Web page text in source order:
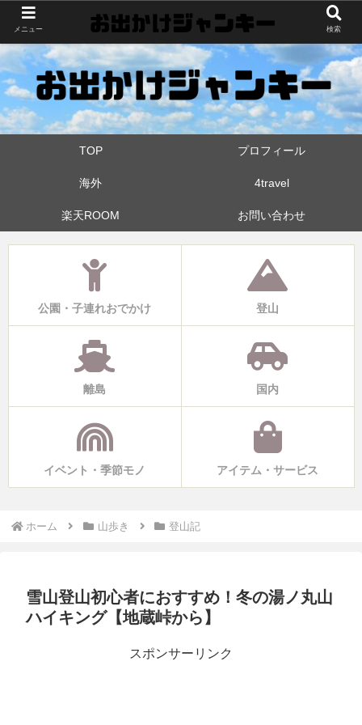
世界中・日本中を旅したおでかけ狂なパパが埼玉県と近県の公園やお出かけス
ポットを攻めています！たまに登山も
TOP プロフィール
海外 4travel
楽天ROOM お問い合わせ
公園・子連れおでかけ 登山
離島 国内
イベント・季節モノ アイテム・サービス
ホーム 山歩き 登山記
雪山登山初心者におすすめ！冬の湯ノ丸山
ハイキング【地蔵峠から】
スポンサーリンク
メニュー 検索